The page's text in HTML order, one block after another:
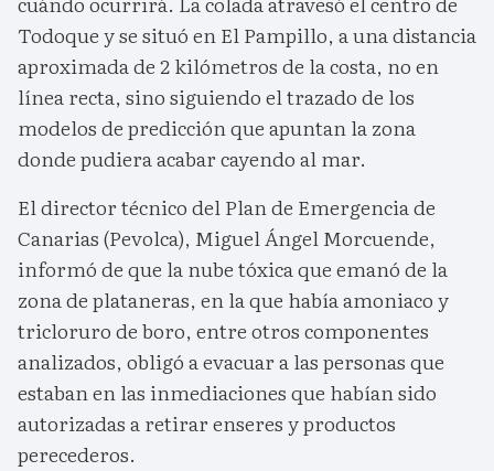
Todoque y se situó en El Pampillo, a una distancia
aproximada de 2 kilómetros de la costa, no en
línea recta, sino siguiendo el trazado de los
modelos de predicción que apuntan la zona
donde pudiera acabar cayendo al mar.
El director técnico del Plan de Emergencia de
Canarias (Pevolca), Miguel Ángel Morcuende,
informó de que la nube tóxica que emanó de la
zona de plataneras, en la que había amoniaco y
tricloruro de boro, entre otros componentes
analizados, obligó a evacuar a las personas que
estaban en las inmediaciones que habían sido
autorizadas a retirar enseres y productos
perecederos.